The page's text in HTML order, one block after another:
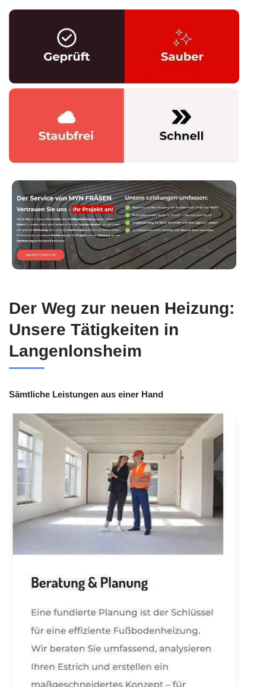
Der Weg zur neuen Heizung:
Unsere Tätigkeiten in
Langenlonsheim
Sämtliche Leistungen aus einer Hand